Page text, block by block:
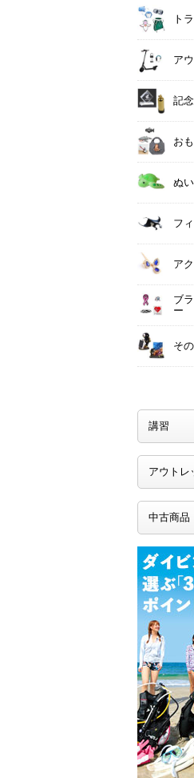
ト
ア
記
お
ぬ
フ
ア
ブ
ー
そ
講習
アウトレ
中古商品